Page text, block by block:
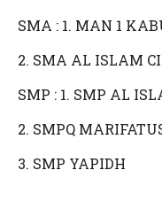
SMA : 1. MAN 1
2. SMA AL ISLAM
SMP : 1. SMP AL
2. SMPQ
3. SMP YAPIDH